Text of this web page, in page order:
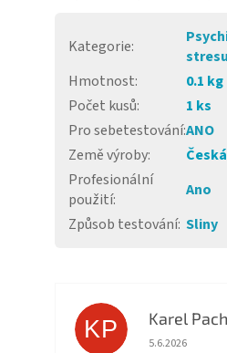
Kategorie:
stresu
Hmotnost:
0.1 kg
Počet kusů:
1 ks
Pro sebetestování:ANO
Země výroby:
Profesionální
použití:
Ano
Způsob testování: Sliny
KP Karel
Hodnocení
5.6.2026